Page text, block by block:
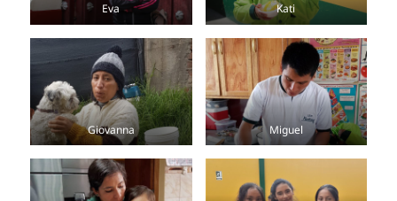
Eva Kati
Giovanna Miguel